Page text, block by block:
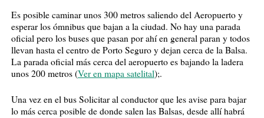
Es posible caminar unos 300 metros saliendo del Aeropuerto y
esperar los ómnibus que bajan a la ciudad. No hay una parada
oficial pero los buses que pasan por ahí en general paran y todos
llevan hasta el centro de Porto Seguro y dejan cerca de la Balsa.
La parada oficial más cerca del aeropuerto es bajando la ladera
unos 200 metros (Ver en mapa satelital);.
Una vez en el bus Solicitar al conductor que les avise para bajar
lo más cerca posible de donde salen las Balsas, desde allí habrá